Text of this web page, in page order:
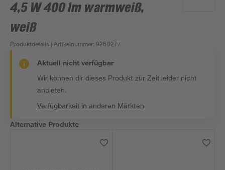
4,5 W 400 lm warmweiß,
weiß
Produktdetails | Artikelnummer:9250277
Aktuell nicht verfügbar
Wir können dir dieses Produkt zur Zeit leider nicht
anbieten.
Verfügbarkeit in anderen Märkten
Alternative Produkte